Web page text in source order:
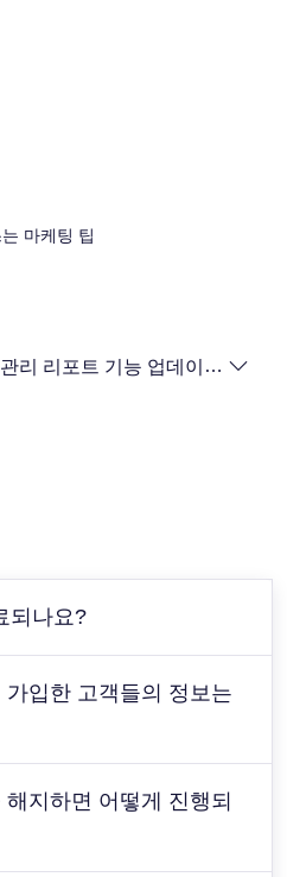
마케팅 팁
리 리포트 기능 업데이트 안내
되나요?
입한 고객들의 정보는
지하면 어떻게 진행되